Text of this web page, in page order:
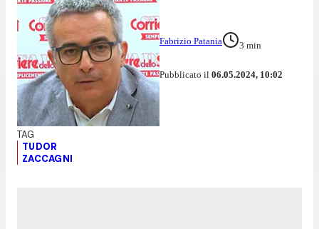
Fabrizio Patania 3 min
Pubblicato il 06.05.2024, 10:02
TUDOR
ZACCAGNI